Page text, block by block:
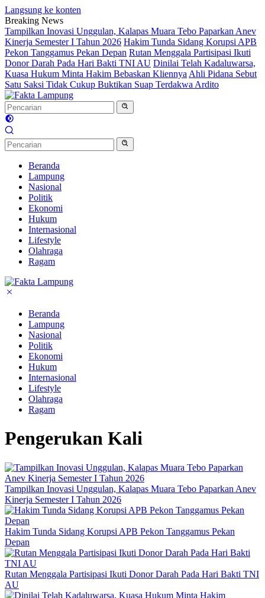
Langsung ke konten
Breaking News
Tampilkan Inovasi Unggulan, Kalapas Muara Tebo Paparkan Anev
Kinerja Semester I Tahun 2026 Hakim Tunda Sidang Korupsi APB
Pekon Tanggamus Pekan Depan Rutan Menggala Partisipasi Ikuti
Donor Darah Pada Hari Bakti TNI AU Dinilai Telah Kadaluwarsa,
Kuasa Hukum Minta Hakim Bebaskan Kliennya Ahli Pidana Sebut
Satu Saksi Tidak Cukup Buktikan Suap Terdakwa Ardito
Beranda
Lampung
Nasional
Politik
Ekonomi
Hukum
Internasional
Lifestyle
Olahraga
Ragam
Beranda
Lampung
Nasional
Politik
Ekonomi
Hukum
Internasional
Lifestyle
Olahraga
Ragam
Pengerukan Kali
Tampilkan Inovasi Unggulan, Kalapas Muara Tebo Paparkan Anev
Kinerja Semester I Tahun 2026
Hakim Tunda Sidang Korupsi APB Pekon Tanggamus Pekan
Depan
Rutan Menggala Partisipasi Ikuti Donor Darah Pada Hari Bakti TNI
AU